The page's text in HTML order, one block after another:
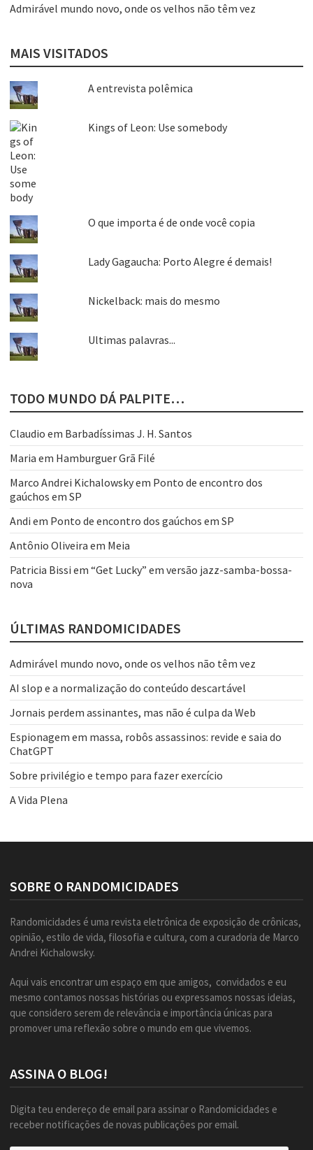
Admirável mundo novo, onde os velhos não têm vez
MAIS VISITADOS
A entrevista polêmica
Kings of Leon: Use somebody
O que importa é de onde você copia
Lady Gagaucha: Porto Alegre é demais!
Nickelback: mais do mesmo
Ultimas palavras...
TODO MUNDO DÁ PALPITE…
Claudio em Barbadíssimas J. H. Santos
Maria em Hamburguer Grã Filé
Marco Andrei Kichalowskyem Ponto de encontro dos
gaúchos em SP
Andi em Ponto de encontro dos gaúchos em SP
Antônio Oliveira em Meia
Patricia Bissi em “Get Lucky” em versão jazz-samba-bossa-
nova
ÚLTIMAS RANDOMICIDADES
Admirável mundo novo, onde os velhos não têm vez
AI slop e a normalização do conteúdo descartável
Jornais perdem assinantes, mas não é culpa da Web
Espionagem em massa, robôs assassinos: revide e saia do
ChatGPT
Sobre privilégio e tempo para fazer exercício
A Vida Plena
SOBRE O RANDOMICIDADES
Randomicidades é uma revista eletrônica de exposição de crônicas,
opinião, estilo de vida, filosofia e cultura, com a curadoria de Marco
Andrei Kichalowsky.
Aqui vais encontrar um espaço em que amigos, convidados e eu
mesmo contamos nossas histórias ou expressamos nossas ideias,
que considero serem de relevância e importância únicas para
promover uma reflexão sobre o mundo em que vivemos.
ASSINA O BLOG!
Digita teu endereço de email para assinar o Randomicidades e
receber notificações de novas publicações por email.